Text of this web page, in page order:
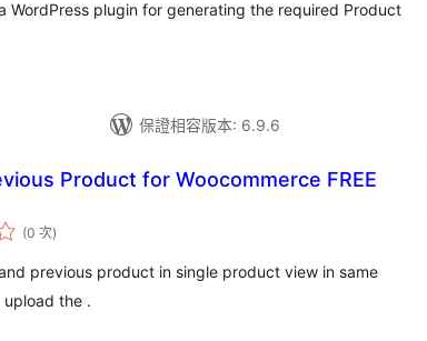
WordPress plugin for generating the required Product
保證相容版本: 6.9.6
Product for Woocommerce FREE
(0 次評
分
數
)
previous product in single product view in same
the .